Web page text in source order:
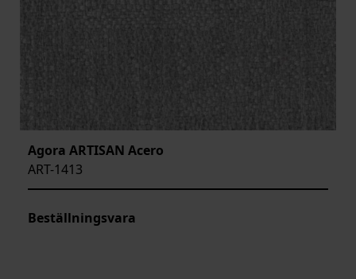
Agora ARTISAN Acero
ART-1413
Beställningsvara